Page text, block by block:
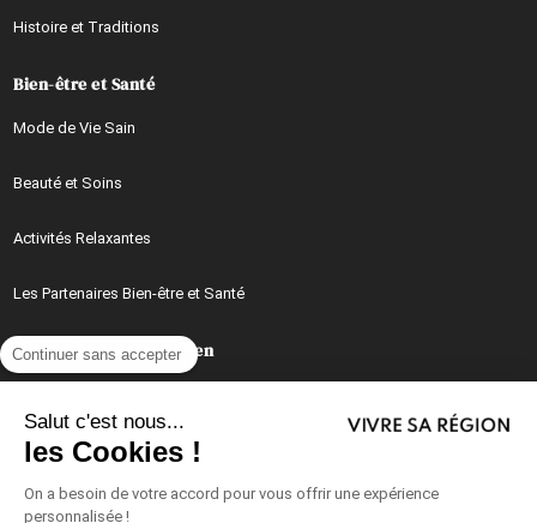
Continuer sans accepter
Salut c'est nous...
les Cookies !
On a besoin de votre accord pour vous offrir une expérience
personnalisée !
Histoire et Traditions
Bien-être et Santé
Mode de Vie Sain
Beauté et Soins
Activités Relaxantes
Les Partenaires Bien-être et Santé
Mieux Vivre au Quotidien
Recettes et Cuisine du Quotidien
Vie de Famille